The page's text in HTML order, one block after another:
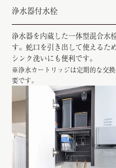
浄水器付水栓
浄水器を内蔵した一体型混合水
す。蛇口を引き出して使えるため
シンク洗いにも便利です。
※浄水カートリッジは定期的な交
要です。